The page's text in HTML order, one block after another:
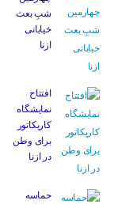
شبِ بعث
خیابانی
ازنا
افتتاح
نمایشگاه
کاریکاتور
برای وطن
در ازنا
حماسه